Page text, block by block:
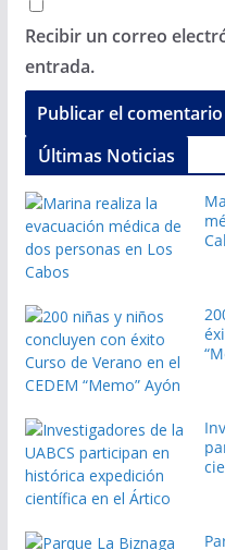
Recibir un correo
entrada.
Últimas Noticias